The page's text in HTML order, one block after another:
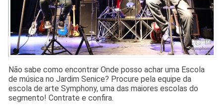
Não sabe como encontrar Onde posso achar uma Escola
de música no Jardim Senice? Procure pela equipe da
escola de arte Symphony, uma das maiores escolas do
segmento! Contrate e confira.